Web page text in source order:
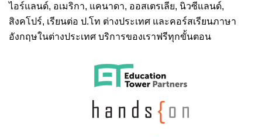
ไอร์แลนด์, อเมริกา, แคนาดา, ออสเตรเลีย, นิวซีแลนด์,
สิงคโปร์, เรียนต่อ ป.โท ต่างประเทศ และคอร์สเรียนภาษา
อังกฤษในต่างประเทศ บริการของเราฟรีทุกขั้นตอน